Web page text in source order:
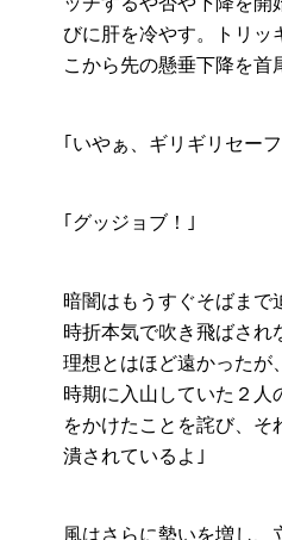
びに肝を冷やす。トリ
こから先の懸垂下降を首
｢いやぁ、ギリギリセー
｢グッジョブ！｣
暗闇はもうすぐそばまで
時折本気で吹き飛ばさ
理想とはほど遠かったが
時期に入山していた２
をかけたことを詫び、
潰されているよ｣
風はさらに勢いを増し